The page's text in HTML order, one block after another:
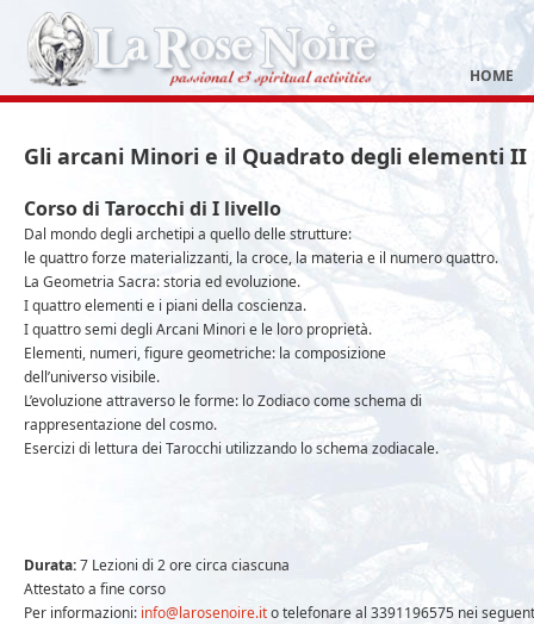
HOME
Gli arcani Minori e il Quadrato degli elementi II
Corso di Tarocchi di I livello
Dal mondo degli archetipi a quello delle strutture:
le quattro forze materializzanti, la croce, la materia e il numero quattro.
La Geometria Sacra: storia ed evoluzione.
I quattro elementi e i piani della coscienza.
I quattro semi degli Arcani Minori e le loro proprietà.
Elementi, numeri, figure geometriche: la composizione
dell’universo visibile.
L’evoluzione attraverso le forme: lo Zodiaco come schema di
rappresentazione del cosmo.
Esercizi di lettura dei Tarocchi utilizzando lo schema zodiacale.
Durata:7 Lezioni di 2 ore circa ciascuna
Attestato a fine corso
Per informazioni: info@larosenoire.ito telefonare al 3391196575 nei